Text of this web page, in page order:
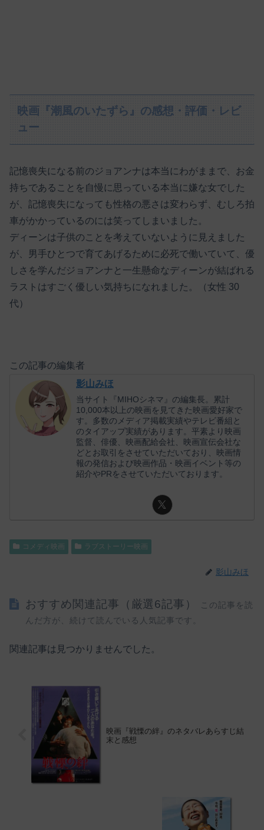
映画『潮風のいたずら』の感想・評価・レビ
ュー
記憶喪失になる前のジョアンナは本当にわがままで、お金
持ちであることを自慢に思っている本当に嫌な女でした
が、記憶喪失になっても性格の悪さは変わらず、むしろ拍
車がかかっているのには笑ってしまいました。
ディーンは子供のことを考えていないように見えました
が、男手ひとつで育てあげるために必死で働いていて、優
しさを学んだジョアンナと一生懸命なディーンが結ばれる
ラストはすごく優しい気持ちになれました。（女性 30
代）
この記事の編集者
影山みほ
当サイト『MIHOシネマ』の編集長。累計
10,000本以上の映画を見てきた映画愛好家で
す。多数のメディア掲載実績やテレビ番組と
のタイアップ実績があります。平素より映画
監督、俳優、映画配給会社、映画宣伝会社な
どとお取引をさせていただいており、映画情
報の発信および映画作品・映画イベント等の
紹介やPRをさせていただいております。
コメディ映画 ラブストーリー映画
影山みほ
おすすめ関連記事（厳選6記事）
この記事を読
んだ方が、続けて読んでいる人気記事です。
関連記事は見つかりませんでした。
映画『戦慄の絆』のネタバレあらすじ結
末と感想